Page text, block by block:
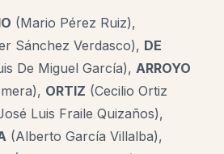
(Mario Pérez Ruiz),
Sánchez Verdasco), DE
De Miguel García), ARROYO
ORTIZ (Cecilio Ortiz
Luis Fraile Quizaños),
(Alberto García Villalba),